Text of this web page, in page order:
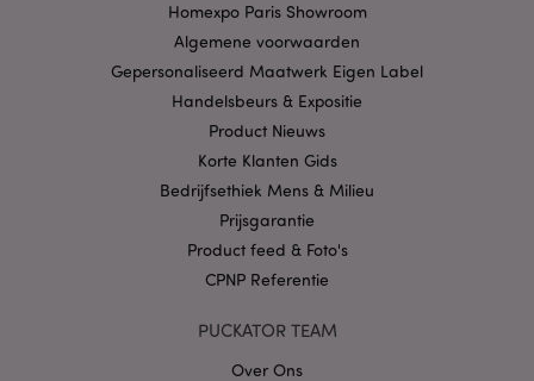
Homexpo Paris Showroom
Algemene voorwaarden
Gepersonaliseerd Maatwerk Eigen Label
Handelsbeurs & Expositie
Product Nieuws
Korte Klanten Gids
Bedrijfsethiek Mens & Milieu
Prijsgarantie
Product feed & Foto's
CPNP Referentie
PUCKATOR TEAM
Over Ons
kernfunctionaliteit van de website mogelijk, zoals
gebruikersaanmelding en accountbeheer. Zonder
strikt noodzakelijke cookies kan de website niet
goed gebruikt worden.
CookieScriptConsent
X-Magento-Vary